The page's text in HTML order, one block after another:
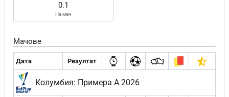
0.1
На мач
Мачове
Дата Резултат
Колумбия: Примера А 2026